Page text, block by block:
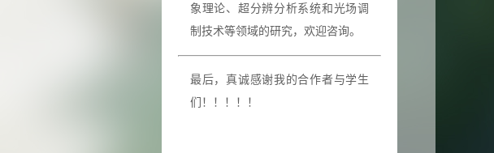
象理论、 超分辨分析系统和光场调
制技术等领域的研究，欢迎咨询。
最后，真诚感谢我的合作者与学生
们！！！！！